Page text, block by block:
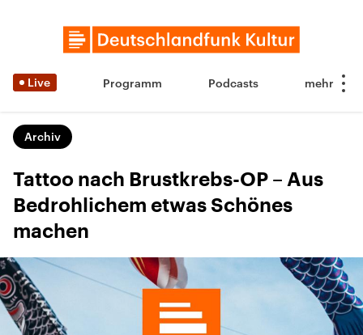
Live Programm Podcasts
Archiv
Tattoo nach Brustkrebs-OP – Aus
Bedrohlichem etwas Schönes
machen